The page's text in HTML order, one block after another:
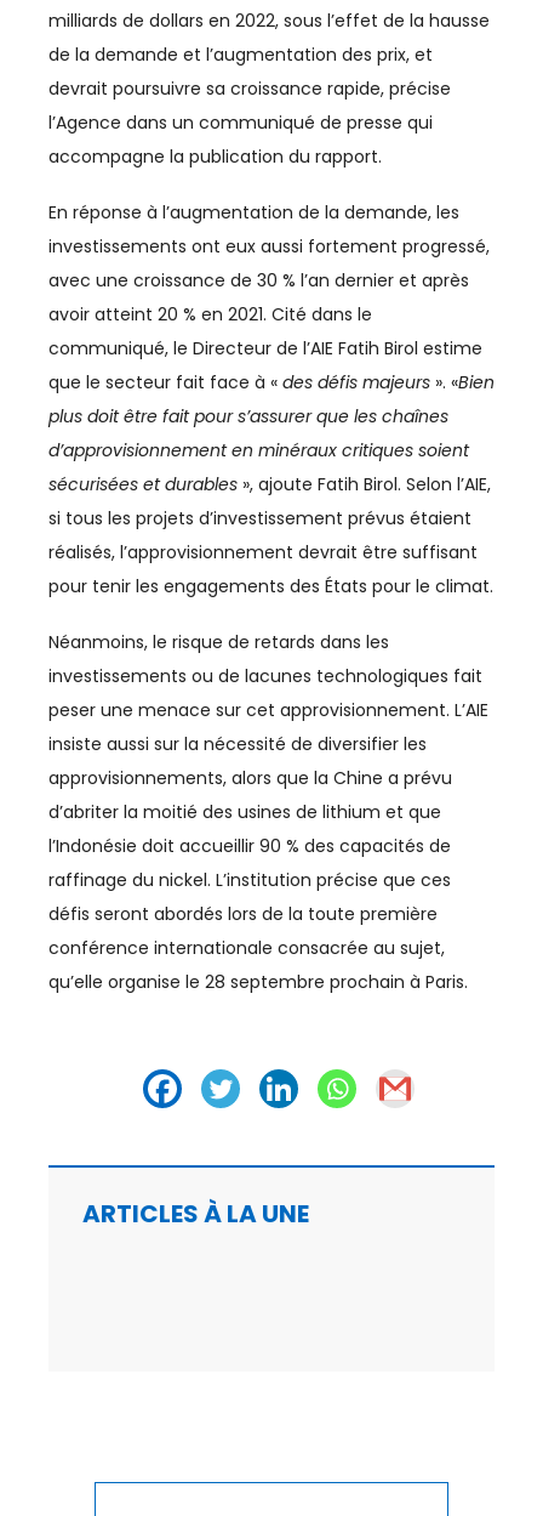
AUTOMOBILE
BTP
BUSINESS
CAN
CAN 2025
CASABLANCA-SETTAT
CFCIM
CHIMIE
CLIMAT
COMMERCE / DISTRIBUTION
COMMERCE INTERNATIONAL
CONSO
COUPE DU MONDE
COUPE DU MONDE 2023
CULTURE
milliards de dollars en 2022, sous l’effet de la hausse
de la demande et l’augmentation des prix, et
devrait poursuivre sa croissance rapide, précise
l’Agence dans un communiqué de presse qui
accompagne la publication du rapport.
En réponse à l’augmentation de la demande, les
investissements ont eux aussi fortement progressé,
avec une croissance de 30 % l’an dernier et après
avoir atteint 20 % en 2021. Cité dans le
communiqué, le Directeur de l’AIE Fatih Birol estime
que le secteur fait face à « des défis majeurs ». «Bien
plus doit être fait pour s’assurer que les chaînes
d’approvisionnement en minéraux critiques soient
sécurisées et durables », ajoute Fatih Birol. Selon l’AIE,
si tous les projets d’investissement prévus étaient
réalisés, l’approvisionnement devrait être suffisant
pour tenir les engagements des États pour le climat.
Néanmoins, le risque de retards dans les
investissements ou de lacunes technologiques fait
peser une menace sur cet approvisionnement. L’AIE
insiste aussi sur la nécessité de diversifier les
approvisionnements, alors que la Chine a prévu
d’abriter la moitié des usines de lithium et que
l’Indonésie doit accueillir 90 % des capacités de
raffinage du nickel. L’institution précise que ces
défis seront abordés lors de la toute première
conférence internationale consacrée au sujet,
qu’elle organise le 28 septembre prochain à Paris.
ARTICLES À LA UNE